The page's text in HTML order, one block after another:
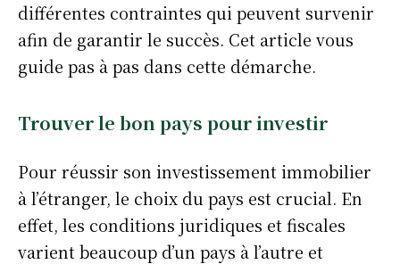
différentes contraintes qui peuvent survenir
afin de garantir le succès. Cet article vous
guide pas à pas dans cette démarche.
Trouver le bon pays pour investir
Pour réussir son investissement immobilier
à l’étranger, le choix du pays est crucial. En
effet, les conditions juridiques et fiscales
varient beaucoup d’un pays à l’autre et